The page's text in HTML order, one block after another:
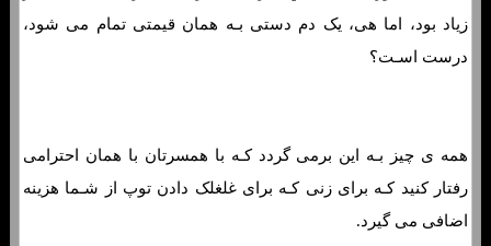
زیاد بود، اما هی، یک دم دستی بـه همان قیمتی تمام می شود،
درست اسـت؟
همه ی چیز بـه این برمی گردد کـه با همسرتان با همان احترامی
رفتار کنید کـه برای زنی کـه برای غلغلک دادن توپ از شـما هزینه
اضافی می گیرد.